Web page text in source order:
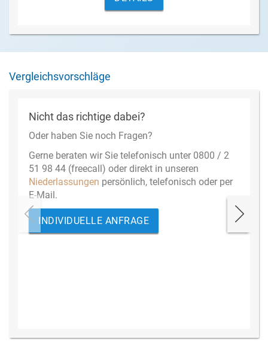
Vergleichsvorschläge
Nicht das richtige dabei?
Oder haben Sie noch Fragen?
Gerne beraten wir Sie telefonisch unter 0800 / 2
51 98 44 (freecall) oder direkt in unseren
Niederlassungen persönlich, telefonisch oder per
E-Mail.
INDIVIDUELLE ANFRAGE